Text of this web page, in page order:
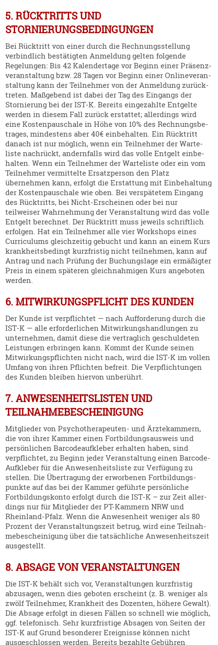
5. RÜCKTRITTS UND
STORNIERUNGSBEDINGUNGEN
Bei Rücktritt von einer durch die Rechnungs­stellung
verbindlich bestä­tigten Anmeldung gelten folgende
Regelungen: Bis 42 Kalen­dertage vor Beginn einer Präsenz­
ver­an­staltung bzw. 28 Tagen vor Beginn einer Onlin­ever­an­
staltung kann der Teilnehmer von der Anmeldung zurück­
treten. Maßgebend ist dabei der Tag des Eingangs der
Stornierung bei der IST‑K. Bereits einge­zahlte Entgelte
werden in diesem Fall zurück erstattet; aller­dings wird
eine Kosten­pau­schale in Höhe von 10% des Rechnungs­be­
trages, mindestens aber 40€ einbe­halten. Ein Rücktritt
danach ist nur möglich, wenn ein Teilnehmer der Warte­
liste nachrückt, andern­falls wird das volle Entgelt einbe­
halten. Wenn ein Teilnehmer der Warte­liste oder ein vom
Teilnehmer vermit­telte Ersatz­person den Platz
übernehmen kann, erfolgt die Erstattung mit Einbe­haltung
der Kosten­pau­schale wie oben. Bei verspä­tetem Eingang
des Rücktritts, bei Nicht-Erscheinen oder bei nur
teilweiser Wahrnehmung der Veran­staltung wird das volle
Entgelt berechnet. Der Rücktritt muss jeweils schriftlich
erfolgen. Hat ein Teilnehmer alle vier Workshops eines
Curri­culums gleich­zeitig gebucht und kann an einem Kurs
krank­heits­be­dingt kurzfristig nicht teilnehmen, kann auf
Antrag und nach Prüfung der Buchungslage ein ermäßigter
Preis in einem späteren gleich­nah­migen Kurs angeboten
werden.
6. MITWIRKUNGSPFLICHT DES KUNDEN
Der Kunde ist verpflichtet — nach Auffor­derung durch die
IST‑K — alle erfor­der­lichen Mitwir­kungs­hand­lungen zu
unter­nehmen, damit diese die vertraglich geschul­deten
Leistungen erbringen kann. Kommt der Kunde seinen
Mitwir­kungs­pflichten nicht nach, wird die IST‑K im vollen
Umfang von ihren Pflichten befreit. Die Verpflich­tungen
des Kunden bleiben hiervon unberührt.
7. ANWESENHEITSLISTEN UND
TEILNAHMEBESCHEINIGUNG
Mitglieder von Psycho­the­ra­peuten- und Ärzte­kammern,
die von ihrer Kammer einen Fortbil­dungs­ausweis und
persön­lichen Barcode­auf­kleber erhalten haben, sind
verpflichtet, zu Beginn jeder Veran­staltung einen Barcode-
Aufkleber für die Anwesen­heits­liste zur Verfügung zu
stellen. Die Übertragung der erwor­benen Fortbil­dungs­
punkte auf das bei der Kammer geführte persön­liche
Fortbil­dungs­konto erfolgt durch die IST‑K – zur Zeit aller­
dings nur für Mitglieder der PT-Kammern NRW und
Rheinland-Pfalz. Wenn die Anwesenheit weniger als 80
Prozent der Veran­stal­tungszeit betrug, wird eine Teilnah­
me­be­schei­nigung über die tatsäch­liche Anwesen­heitszeit
ausge­stellt.
8. ABSAGE VON VERANSTALTUNGEN
Die IST‑K behält sich vor, Veran­stal­tungen kurzfristig
abzusagen, wenn dies geboten erscheint (z. B. weniger als
zwölf Teilnehmer, Krankheit des Dozenten, höhere Gewalt).
Die Absage erfolgt in diesen Fällen so schnell wie möglich,
ggf. telefo­nisch. Sehr kurzfristige Absagen von Seiten der
IST‑K auf Grund beson­derer Ereig­nisse können nicht
ausge­schlossen werden. Bereits bezahlte Gebühren